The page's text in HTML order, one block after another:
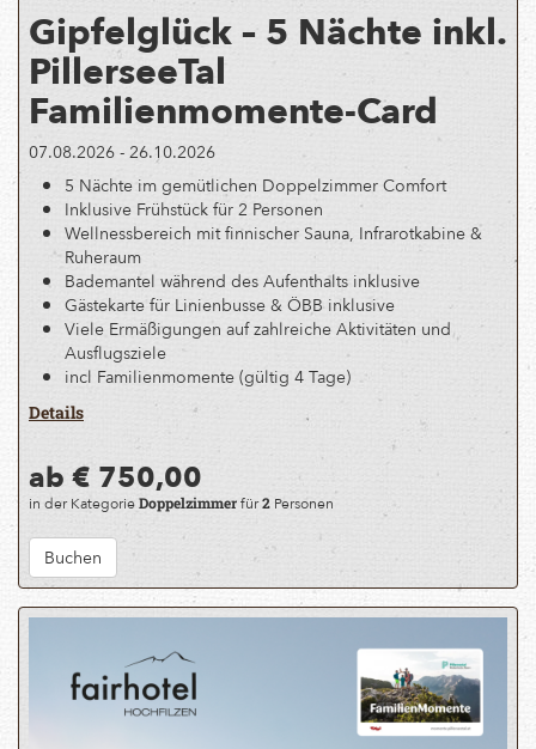
Gipfelglück – 5 Nächte inkl.
PillerseeTal
Familienmomente-Card
07.08.2026 - 26.10.2026
5 Nächte im gemütlichen Doppelzimmer Comfort
Inklusive Frühstück für 2 Personen
Wellnessbereich mit finnischer Sauna, Infrarotkabine &
Ruheraum
Bademantel während des Aufenthalts inklusive
Gästekarte für Linienbusse & ÖBB inklusive
Viele Ermäßigungen auf zahlreiche Aktivitäten und
Ausflugsziele
incl Familienmomente (gültig 4 Tage)
Details
ab € 750,00
in der KategorieDoppelzimmerfür2 Personen
Buchen